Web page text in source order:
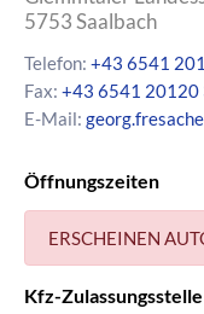
5753Saalbach
Telefon: +43 6541
Fax: +43 6541 20120
E-Mail:
Öffnungszeiten
ERSCHEINEN
Kfz-Zulassungsstelle